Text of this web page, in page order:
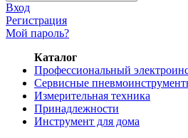
Вход
Регистрация
Мой пароль?
Каталог
Профессиональный
Сервисные
Измерительная техника
Принадлежности
Инструмент для дома